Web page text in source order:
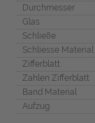
Durchmesser
Glas
Schließe
Schliesse Material
Zifferblatt
Zahlen Zifferblatt
Band Material
Aufzug